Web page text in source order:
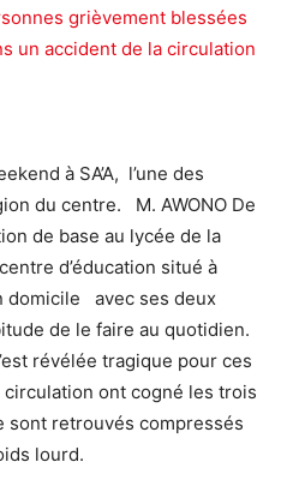
grièvement blessées
un accident de la circulation
à SA’A, l’une des
du centre. M. AWONO De
de base au lycée de la
d’éducation situé à
domicile avec ses deux
de le faire au quotidien.
révélée tragique pour ces
ont cogné les trois
sont retrouvés compressés
lourd.